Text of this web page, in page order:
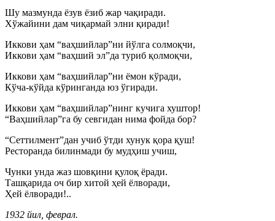
Шу мазмунда ёзув ёзиб жар чақиради.
Хўжайини дам чиқармай элни қиради!
Иккови ҳам “ваҳшийлар”ни йўлга солмоқчи,
Иккови ҳам “ваҳший эл”да туриб қолмоқчи,
Иккови ҳам “ваҳшийлар”ни ёмон кўради,
Кўча-кўйда кўринганда юз ўгиради.
Иккови ҳам “ваҳшийлар”нинг кучига хуштор!
“Ваҳшийлар”га бу севгидан нима фойда бор?
“Сеттилмент”дан учиб ўтди хунук қора қуш!
Ресторанда билинмади бу мудҳиш учиш,
Чунки унда жаз шовқини қулоқ ёради.
Ташқарида оч бир хитой ҳей ёлворади,
Ҳей ёлворади!..
1932 йил, феврал.